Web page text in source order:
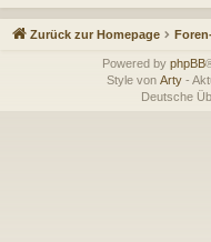
Zurück zur Homepage
Powered by phpBB
Style von Arty -
Deutsche